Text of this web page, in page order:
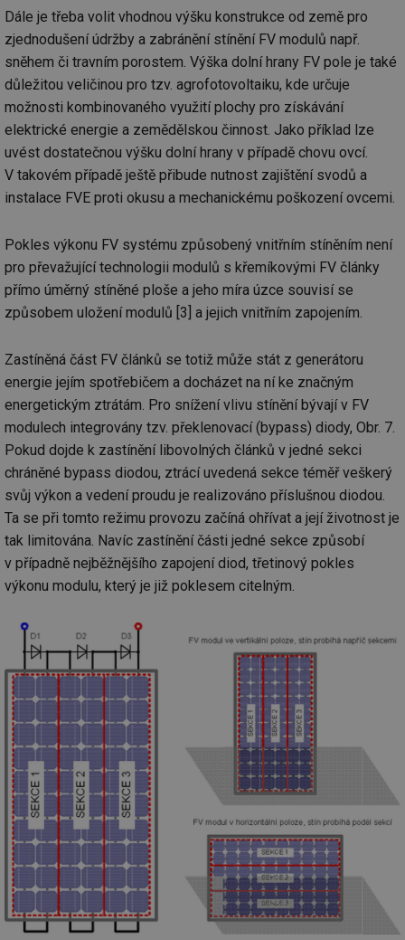
Dále je třeba volit vhodnou výšku konstrukce od země pro
zjednodušení údržby a zabránění stínění FV modulů např.
sněhem či travním porostem. Výška dolní hrany FV pole je také
důležitou veličinou pro tzv. agrofotovoltaiku, kde určuje
možnosti kombinovaného využití plochy pro získávání
elektrické energie a zemědělskou činnost. Jako příklad lze
uvést dostatečnou výšku dolní hrany v případě chovu ovcí.
V takovém případě ještě přibude nutnost zajištění svodů a
instalace FVE proti okusu a mechanickému poškození ovcemi.
Pokles výkonu FV systému způsobený vnitřním stíněním není
pro převažující technologii modulů s křemíkovými FV články
přímo úměrný stíněné ploše a jeho míra úzce souvisí se
způsobem uložení modulů [3] a jejich vnitřním zapojením.
Zastíněná část FV článků se totiž může stát z generátoru
energie jejím spotřebičem a docházet na ní ke značným
energetickým ztrátám. Pro snížení vlivu stínění bývají v FV
modulech integrovány tzv. překlenovací (bypass) diody, Obr. 7.
Pokud dojde k zastínění libovolných článků v jedné sekci
chráněné bypass diodou, ztrácí uvedená sekce téměř veškerý
svůj výkon a vedení proudu je realizováno příslušnou diodou.
Ta se při tomto režimu provozu začíná ohřívat a její životnost je
tak limitována. Navíc zastínění části jedné sekce způsobí
v případně nejběžnějšího zapojení diod, třetinový pokles
výkonu modulu, který je již poklesem citelným.